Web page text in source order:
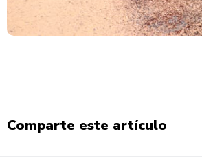
Comparte este artículo